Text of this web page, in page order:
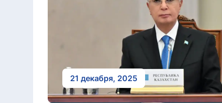
21 декабря, 2025